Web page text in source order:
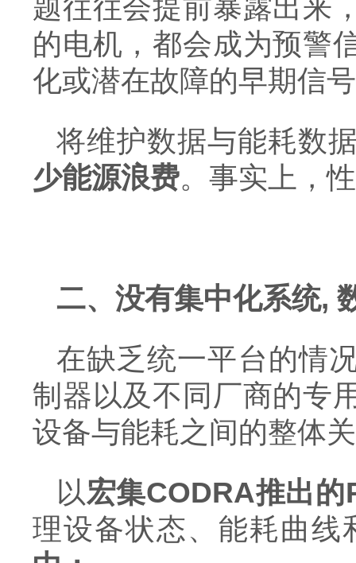
题往往会提前暴露出来
的电机，都会成为预警
化或潜在故障的早期信
将维护数据与能耗数
少能源浪费。事实上，
二、没有集中化系统,
在缺乏统一平台的情
制器以及不同厂商的专
设备与能耗之间的整体
以宏集CODRA推出的
理设备状态、能耗曲线